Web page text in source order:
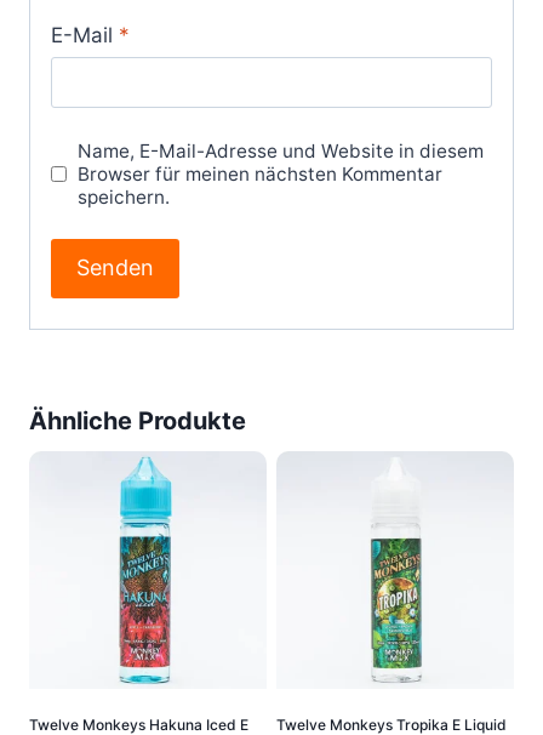
E-Mail *
Name, E-Mail-Adresse und Website in diesem
Browser für meinen nächsten Kommentar
speichern.
Ähnliche Produkte
Twelve Monkeys Hakuna Iced E
Twelve Monkeys Tropika E Liquid